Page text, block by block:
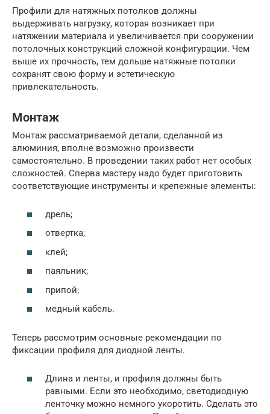
Профили для натяжных потолков должны
выдерживать нагрузку, которая возникает при
натяжении материала и увеличивается при сооружении
потолочных конструкций сложной конфигурации. Чем
выше их прочность, тем дольше натяжные потолки
сохранят свою форму и эстетическую
привлекательность.
Монтаж
Монтаж рассматриваемой детали, сделанной из
алюминия, вполне возможно произвести
самостоятельно. В проведении таких работ нет особых
сложностей. Сперва мастеру надо будет приготовить
соответствующие инструменты и крепежные элементы:
дрель;
отвертка;
клей;
паяльник;
припой;
медный кабель.
Теперь рассмотрим основные рекомендации по
фиксации профиля для диодной ленты.
Длина и ленты, и профиля должны быть
равными. Если это необходимо, светодиодную
ленточку можно немного укоротить. Сделать это